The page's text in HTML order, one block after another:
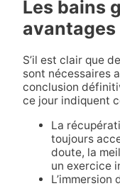
Les bains
S’il est clair que
sont nécessaires
conclusion
ce jour indiquent
La
toujours
doute, la
un exercice
L’immersion